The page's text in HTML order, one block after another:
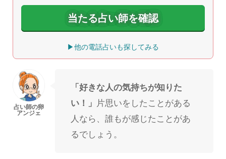
当たる占い師を確認
▶他の電話占いも探してみる
「好きな人の気持ちが知りた
い！」 片思いをしたことがある
人なら、誰もが感じたことがあ
るでしょう。